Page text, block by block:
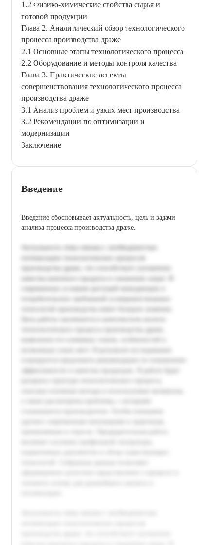
1.2 Физико-химические свойства сырья и
готовой продукции
Глава 2. Аналитический обзор технологического
процесса производства драже
2.1 Основные этапы технологического процесса
2.2 Оборудование и методы контроля качества
Глава 3. Практические аспекты
совершенствования технологического процесса
производства драже
3.1 Анализ проблем и узких мест производства
3.2 Рекомендации по оптимизации и
модернизации
Заключение
Введение
Введение обосновывает актуальность, цель и задачи
анализа процесса производства драже.